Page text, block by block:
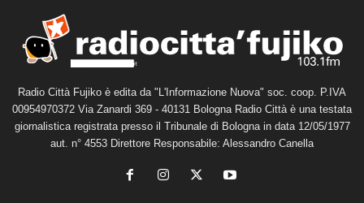
Radio Città Fujiko è edita da "L'Informazione Nuova" soc. coop. P.IVA
00954970372 Via Zanardi 369 - 40131 Bologna Radio Città è una testata
giornalistica registrata presso il Tribunale di Bologna in data 12/05/1977
aut. n° 4553 Direttore Responsabile: Alessandro Canella